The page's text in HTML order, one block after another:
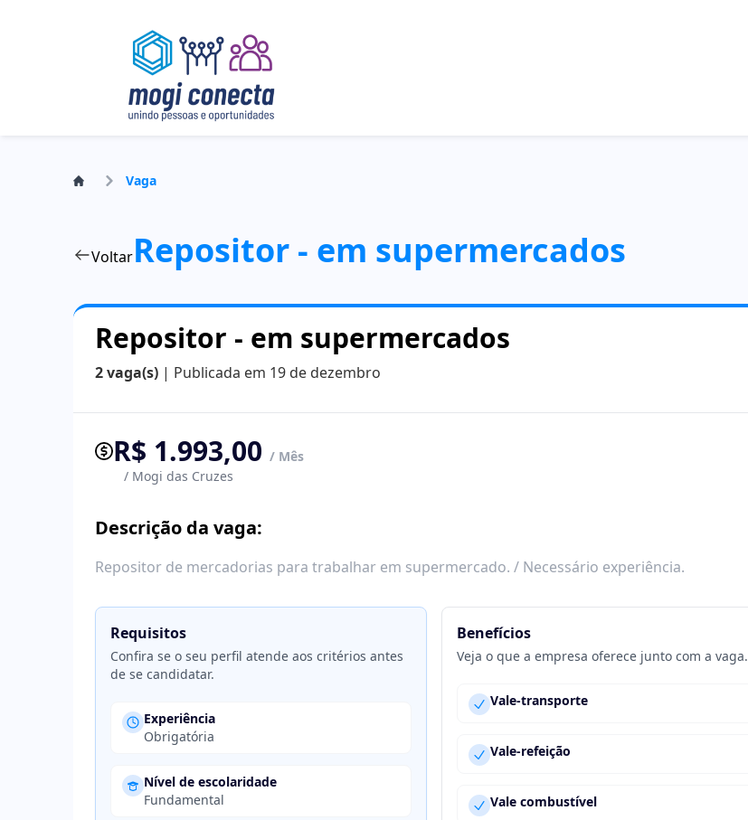
Vaga
VoltarRepositor - em supermercados
Repositor - em supermercados
2 vaga(s)| Publicada em 19 de dezembro
R$ 1.993,00 / Mês
/ Mogi das Cruzes
Descrição da vaga:
Repositor de mercadorias para trabalhar em supermercado. / Necessário experiência.
Requisitos
Confira se o seu perfil atende aos critérios antes
de se candidatar.
Experiência
Obrigatória
Nível de escolaridade
Fundamental
Benefícios
Veja o que a empresa oferece junto com a vaga.
Vale-transporte
Vale-refeição
Vale combustível